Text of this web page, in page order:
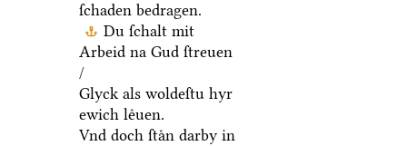
ſchaden bedragen.
Du ſchalt mit
Arbeid na Gud ſtreuen
/
Glyck als woldeſtu hyr
ewich leͤuen.
Vnd doch ſtaͤn darby in